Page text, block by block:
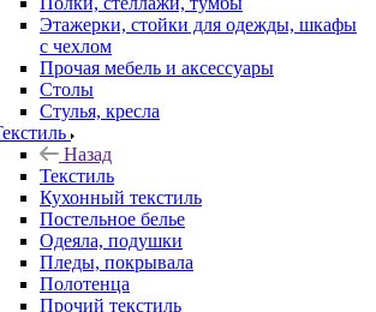
Этажерки, стойки для одежды, шкафы
с чехлом
Прочая мебель и аксессуары
Столы
Стулья, кресла
Назад
Текстиль
Кухонный текстиль
Постельное белье
Одеяла, подушки
Пледы, покрывала
Полотенца
Прочий текстиль